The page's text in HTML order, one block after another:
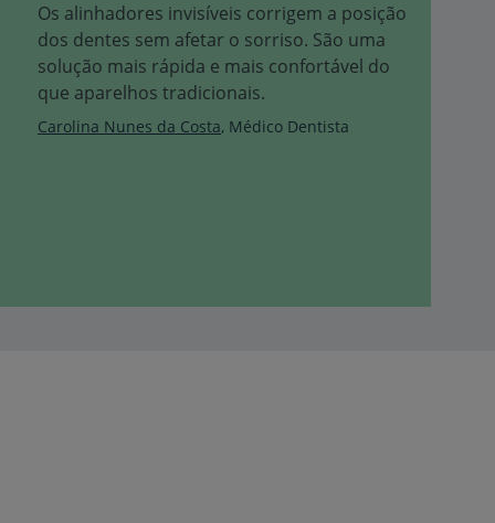
Os alinhadores invisíveis corrigem a posição
dos dentes sem afetar o sorriso. São uma
solução mais rápida e mais confortável do
que aparelhos tradicionais.
Carolina Nunes da Costa Médico Dentista